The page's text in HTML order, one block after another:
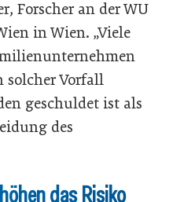
Forscher an der WU
in Wien. „Viele
solcher Vorfall
geschuldet ist als
des
das Risiko